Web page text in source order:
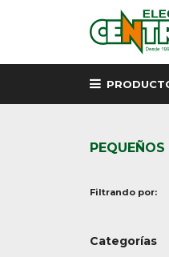
Filtrando por:
Categorías